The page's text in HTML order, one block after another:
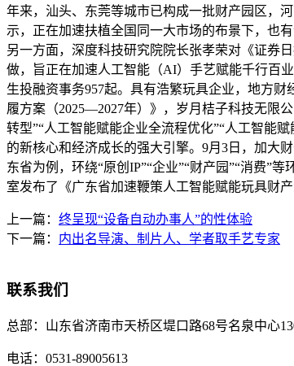
年来，汕头、东莞等城市已构成一批财产园区，
示，正在加速扶植全国同一大市场的布景下，也
另一方面，深度科技研究院院长张孝荣对《证券
做，旨正在加速人工智能（AI）手艺赋能千行百
生投融资事务957起。具有浩繁玩具企业，地方
履方案（2025—2027年）》，岁月桔子科技无限
转型”“人工智能赋能企业全流程优化”“人工智能
的新核心和经济成长的强大引擎。9月3日，加大
东省为例，环绕“原创IP”“企业”“财产园”“消费”
室发布了《广东省加速鞭策人工智能赋能玩具财
上一篇： 终呈现“设备自动办事人”的性体验
下一篇： 内出名导演、制片人、学者取手艺专家
联系我们
总部： 山东省济南市天桥区堤口路68号名泉中心
电话： 0531-89005613